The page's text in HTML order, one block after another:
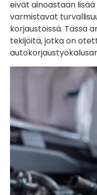
eivät ainoastaan
varmistavat
korjaustöissä. Tässä
tekijöitä, jotka on